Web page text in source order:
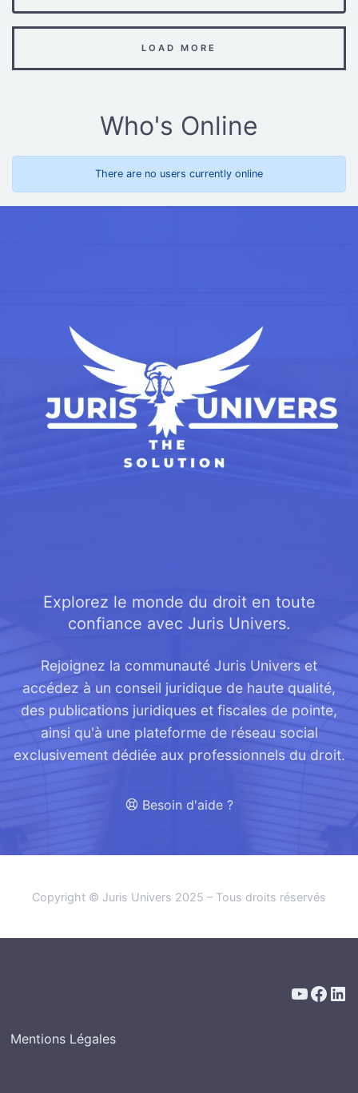
LOAD MORE
Who's Online
There are no users currently online
Explorez le monde du droit en toute
confiance avec Juris Univers.
Rejoignez la communauté Juris Univers et
accédez à un conseil juridique de haute qualité,
des publications juridiques et fiscales de pointe,
ainsi qu'à une plateforme de réseau social
exclusivement dédiée aux professionnels du droit.
Besoin d'aide ?
Copyright © Juris Univers 2025 – Tous droits réservés
Mentions Légales: